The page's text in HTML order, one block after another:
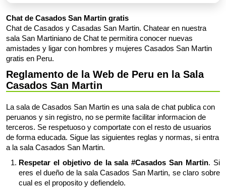
Chat de Casados San Martin gratis
Chat de Casados y Casadas San Martin. Chatear en nuestra
sala San Martiniano de Chat te permitira conocer nuevas
amistades y ligar con hombres y mujeres Casados San Martin
gratis en Peru.
Reglamento de la Web de Peru en la Sala
Casados San Martin
La sala de Casados San Martin es una sala de chat publica con
peruanos y sin registro, no se permite facilitar informacion de
terceros. Se respetuoso y comportate con el resto de usuarios
de forma educada. Sigue las siguientes reglas y normas, si entra
a la sala Casados San Martin.
Respetar el objetivo de la sala #Casados San Martin. Si
eres el dueño de la sala Casados San Martin, se claro sobre
cual es el proposito y defiendelo.